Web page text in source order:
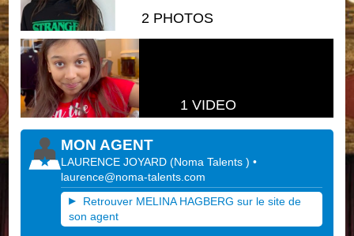
2 PHOTOS
1 VIDEO
MON AGENT
LAURENCE JOYARD(Noma Talents)•
laurence@noma-talents.com
Retrouver MELINA HAGBERG sur le site de
son agent